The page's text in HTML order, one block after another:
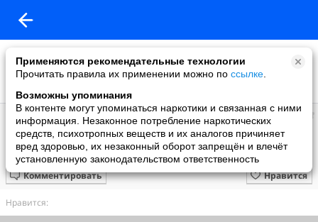
Применяются рекомендательные технологии
Прочитать правила их применении можно по ссылке
Возможны упоминания
В контенте могут упоминаться наркотики и связанная с ними
информация. Незаконное потребление наркотических
средств, психотропных веществ и их аналогов причиняет
вред здоровью, их незаконный оборот запрещён и влечёт
установленную законодательством ответственность
Геннадий
добавил видео
27.05.2009
Аквариум.Дубровский.
Нравится
Комментировать
Нравится: